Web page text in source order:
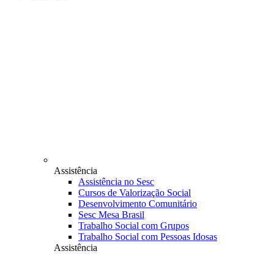
Assistência
Assistência no Sesc
Cursos de Valorização Social
Desenvolvimento Comunitário
Sesc Mesa Brasil
Trabalho Social com Grupos
Trabalho Social com Pessoas Idosas
Assistência